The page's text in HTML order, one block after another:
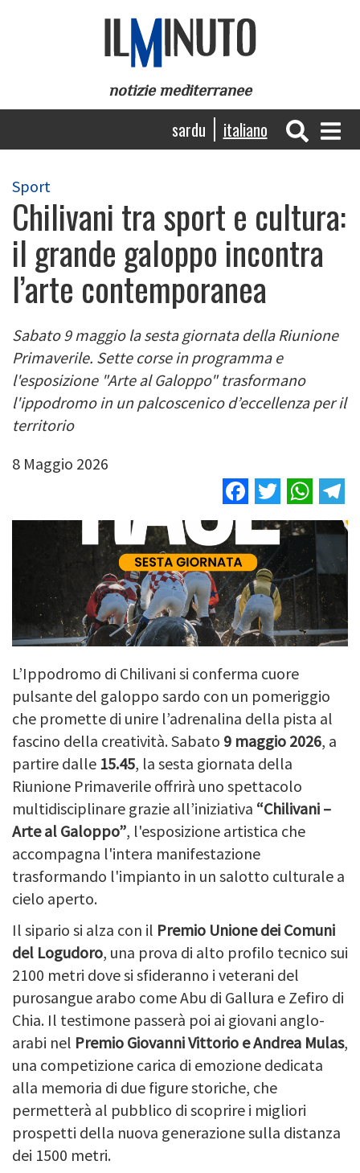
notizie mediterranee
Navigazione
principale
sardu italiano
Sport
Chilivani tra sport e cultura:
il grande galoppo incontra
l’arte contemporanea
Sabato 9 maggio la sesta giornata della Riunione
Primaverile. Sette corse in programma e
l'esposizione "Arte al Galoppo" trasformano
l'ippodromo in un palcoscenico d’eccellenza per il
territorio
8 Maggio 2026
Facebook
Twitter
L’Ippodromo di Chilivani si conferma cuore
pulsante del galoppo sardo con un pomeriggio
che promette di unire l’adrenalina della pista al
fascino della creatività. Sabato 9 maggio 2026, a
partire dalle 15.45, la sesta giornata della
Riunione Primaverile offrirà uno spettacolo
multidisciplinare grazie all’iniziativa “Chilivani –
Arte al Galoppo”, l'esposizione artistica che
accompagna l'intera manifestazione
trasformando l'impianto in un salotto culturale a
cielo aperto.
Il sipario si alza con il Premio Unione dei Comuni
del Logudoro, una prova di alto profilo tecnico sui
2100 metri dove si sfideranno i veterani del
purosangue arabo come Abu di Gallura e Zefiro di
Chia. Il testimone passerà poi ai giovani anglo-
arabi nel Premio Giovanni Vittorio e Andrea Mulas,
una competizione carica di emozione dedicata
alla memoria di due figure storiche, che
permetterà al pubblico di scoprire i migliori
prospetti della nuova generazione sulla distanza
dei 1500 metri.